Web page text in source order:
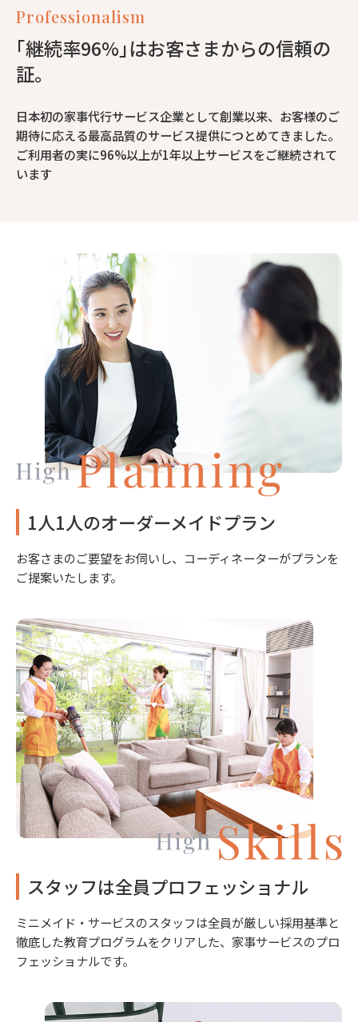
Professionalism
｢継続率96%｣はお客さまからの信頼の
証。
日本初の家事代行サービス企業として創業以来、お客様のご
期待に応える最高品質のサービス提供につとめてきました。
ご利用者の実に96%以上が1年以上サービスをご継続されて
います
1人1人のオーダーメイドプラン
お客さまのご要望をお伺いし、コーディネーターがプランを
ご提案いたします。
スタッフは全員プロフェッショナル
ミニメイド・サービスのスタッフは全員が厳しい採用基準と
徹底した教育プログラムをクリアした、家事サービスのプロ
フェッショナルです。